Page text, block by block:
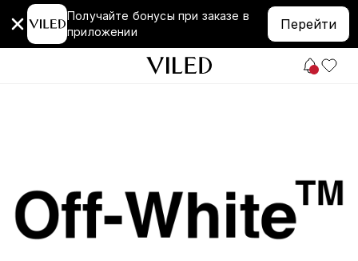
Получайте бонусы при заказе в
приложении
Перейти